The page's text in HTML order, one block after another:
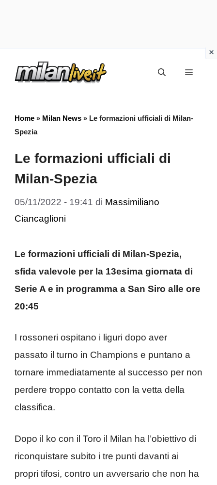
Menu
Home » Milan News » Le formazioni ufficiali di Milan-
Spezia
Le formazioni ufficiali di
Milan-Spezia
05/11/2022 - 19:41 di Massimiliano
Ciancaglioni
Le formazioni ufficiali di Milan-Spezia,
sfida valevole per la 13esima giornata di
Serie A e in programma a San Siro alle ore
20:45
I rossoneri ospitano i liguri dopo aver
passato il turno in Champions e puntano a
tornare immediatamente al successo per non
perdere troppo contatto con la vetta della
classifica.
Dopo il ko con il Toro il Milan ha l’obiettivo di
riconquistare subito i tre punti davanti ai
propri tifosi, contro un avversario che non ha